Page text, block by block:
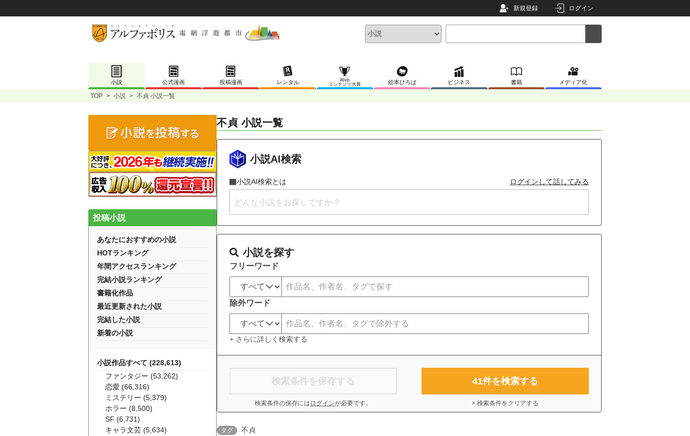
新規登録 ログイン
小説 公式漫画 投稿漫画 レンタル
Web
コンテンツ大賞
絵本ひろば ビジネス 書籍 メディア化
TOP > 小説 > 不貞 小説一覧
不貞 小説一覧
小説AI検索
小説AI検索とは ログインして話してみる
小説を探す
フリーワード
除外ワード
+ さらに詳しく検索する
検索条件を保存する
検索条件の保存には ログインが必要です。
41件を検索する
× 検索条件をクリアする
タグ 不貞
投稿小説
あなたにおすすめの小説
HOTランキング
年間アクセスランキング
完結小説ランキング
書籍化作品
最近更新された小説
完結した小説
新着の小説
小説作品すべて (228,613)
ファンタジー (53,262)
恋愛 (66,316)
ミステリー (5,379)
ホラー (8,500)
SF (6,731)
キャラ文芸 (5,634)